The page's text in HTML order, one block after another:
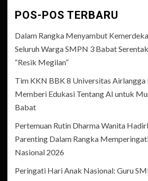
POS-POS TERBARU
Dalam Rangka Menyambut
Seluruh Warga SMPN 3 Babat
“Resik Megilan”
Tim KKN BBK 8 Universitas Airlangga
Memberi Edukasi Tentang AI untuk
Babat
Pertemuan Rutin Dharma Wanita
Parenting Dalam Rangka
Nasional 2026
Peringati Hari Anak Nasional: Guru